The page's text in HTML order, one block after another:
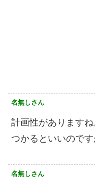
名無しさん
計画性があります
つかるといいので
名無しさん